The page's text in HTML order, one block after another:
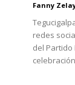
Fanny
redes
del Partido